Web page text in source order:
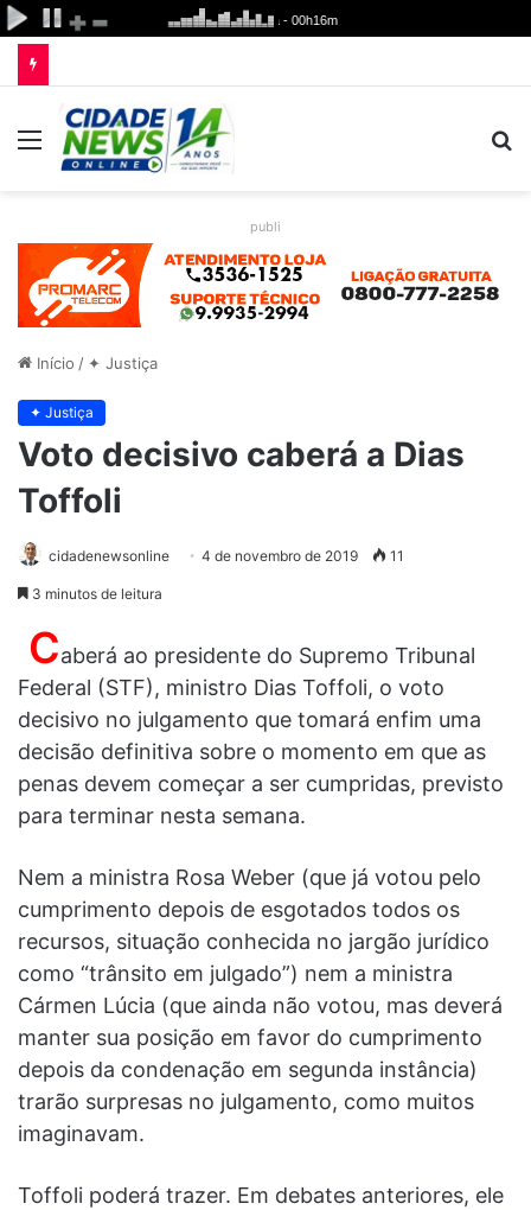
Menu
publi
Início / ✦ Justiça
✦ Justiça
Voto decisivo caberá a Dias
Toffoli
cidadenewsonline 4 de novembro de 2019 11
3 minutos de leitura
Caberá ao presidente do Supremo Tribunal
Federal (STF), ministro Dias Toffoli, o voto
decisivo no julgamento que tomará enfim uma
decisão definitiva sobre o momento em que as
penas devem começar a ser cumpridas, previsto
para terminar nesta semana.
Nem a ministra Rosa Weber (que já votou pelo
cumprimento depois de esgotados todos os
recursos, situação conhecida no jargão jurídico
como “trânsito em julgado”) nem a ministra
Cármen Lúcia (que ainda não votou, mas deverá
manter sua posição em favor do cumprimento
depois da condenação em segunda instância)
trarão surpresas no julgamento, como muitos
imaginavam.
Toffoli poderá trazer. Em debates anteriores, ele